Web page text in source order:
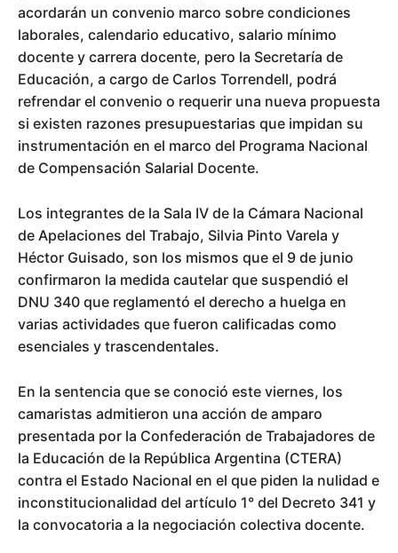
acordarán un convenio marco sobre condiciones
laborales, calendario educativo, salario mínimo
docente y carrera docente, pero la Secretaría de
Educación, a cargo de Carlos Torrendell, podrá
refrendar el convenio o requerir una nueva propuesta
si existen razones presupuestarias que impidan su
instrumentación en el marco del Programa Nacional
de Compensación Salarial Docente.
Los integrantes de la Sala IV de la Cámara Nacional
de Apelaciones del Trabajo, Silvia Pinto Varela y
Héctor Guisado, son los mismos que el 9 de junio
confirmaron la medida cautelar que suspendió el
DNU 340 que reglamentó el derecho a huelga en
varias actividades que fueron calificadas como
esenciales y trascendentales.
En la sentencia que se conoció este viernes, los
camaristas admitieron una acción de amparo
presentada por la Confederación de Trabajadores de
la Educación de la República Argentina (CTERA)
contra el Estado Nacional en el que piden la nulidad e
inconstitucionalidad del artículo 1° del Decreto 341 y
la convocatoria a la negociación colectiva docente.